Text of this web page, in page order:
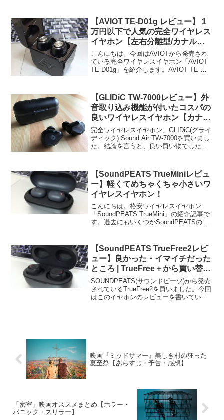
ど、どれにするか迷っている。今回はそ
んな方に向けて、わたしが過...
【AVIOT TE-D01g レビュー】 1
万円以下で人気の完全ワイヤレス
イヤホン【左右分離型/カナル
型】紹介
こんにちは。今回はAVIOTから発売され
ている完全ワイヤレスイヤホン「AVIOT
TE-D01g」を紹介します。AVIOT TE-
中間の価格帯の商品です。...
【GLIDiC TW-7000レビュー】外
音取り込み機能が付いたコスパの
良いワイヤレスイヤホン【カナル
ワークス監修】
完全ワイヤレスイヤホン、GLIDiC(グライ
ディック) Sound Air TW-7000を買いまし
た。結論を言うと、良い買い物でした！
た商品。価格は1万円台。(202...
【SoundPEATS TrueMiniレビュ
ー】軽くてめちゃくちゃ小さいワ
イヤレスイヤホン！
こんにちは。格安ワイヤレスイヤホン
「SoundPEATS TrueMini」の紹介記事で
す。過去にもいくつかSoundPEATSの商
SoundPEATS(サウンドピーツ) Tru...
【SoundPEATS TrueFree2レビ
ュー】良かった・イマイチだった
ところ | TrueFree＋から買い替え
るべき？
SOUNDPEATS(サウンドピーツ)から発売
されているTrueFree2を買いました。今回
はこのイヤホンのレビューを書いていき
映画『ミッドサマー』美しき村の狂った
夏至祭【あらすじ・予告・感想】
「密室」映画オススメまとめ【ホラー・
パニック・スリラー】